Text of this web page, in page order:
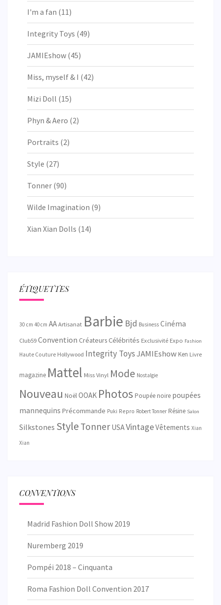
I'm a fan (11)
Integrity Toys (49)
JAMIEshow (45)
Miss, myself & I (42)
Mizi Doll (15)
Phyn & Aero (2)
Portraits (2)
Style (27)
Tonner (90)
Wilde Imagination (9)
Xian Xian Dolls (14)
ÉTIQUETTES
30 cm 40 cm AA Artisanat Barbie Bjd Business Cinéma
Club59 Convention CréateursCélébrités Exclusivité Expo Fashion
Haute Couture Hollywood Integrity ToysJAMIEshow Ken Livre
magazine Mattel Miss Vinyl Mode Nostalgie
Nouveau NoëlOOAK Photos Poupée noire poupées
mannequins Précommande Puki Repro Robert Tonner Résine Salon
Silkstones Style Tonner USAVintageVêtements Xian
Xian
CONVENTIONS
Madrid Fashion Doll Show 2019
Nuremberg 2019
Pompéi 2018 – Cinquanta
Roma Fashion Doll Convention 2017